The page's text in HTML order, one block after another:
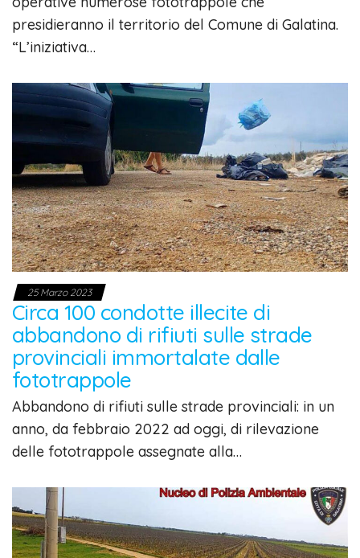
presidieranno il territorio del Comune di Galatina.
“L’iniziativa…
25 Marzo 2023
Circa 100 condotte illecite di
abbandono di rifiuti sulle strade
provinciali immortalate dalle
fototrappole
Abbandono di rifiuti sulle strade provinciali: in un
anno, da febbraio 2022 ad oggi, di rilevazione
delle fototrappole assegnate alla…